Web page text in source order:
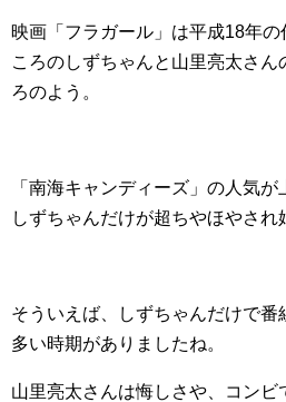
映画「フラガール」は平成18年
ころのしずちゃんと山里亮太さん
ろのよう。
「南海キャンディーズ」の人気
しずちゃんだけが超ちやほやされ
そういえば、しずちゃんだけで
多い時期がありましたね。
山里亮太さんは悔しさや、コンビ